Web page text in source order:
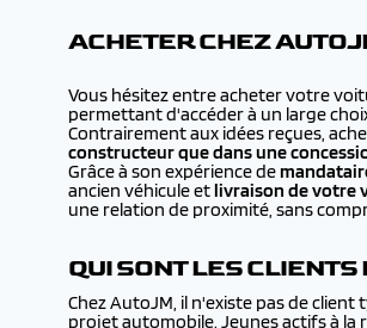
ACHETER CHEZ
Vous hésitez entre acheter votre
permettant d'accéder à un large
Contrairement aux idées reçues,
constructeur que dans une
Grâce à son expérience de
ancien véhicule etlivraison de votre
une relation de proximité, sans
QUI SONT LES CLIENTS
Chez AutoJM, il n'existe pas de client
projet automobile. Jeunes actifs à la